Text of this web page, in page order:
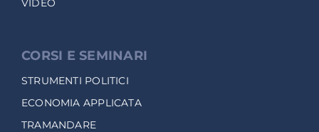
VIDEO
CORSI E SEMINARI
STRUMENTI POLITICI
ECONOMIA APPLICATA
TRAMANDARE